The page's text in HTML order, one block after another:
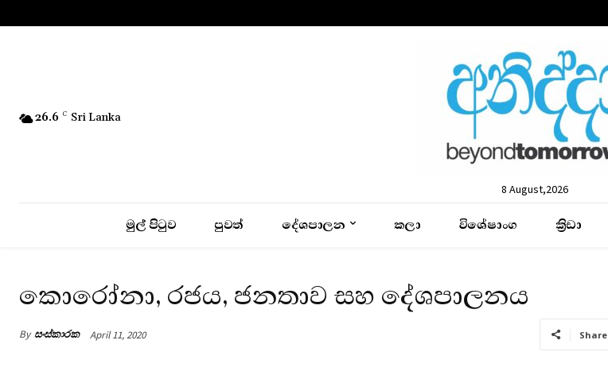
26.6 C Sri Lanka
8 August,2026
මුල් පිටුව පුවත් දේශපාලන කලා විශේෂාංග ක්‍රිඩා
කොරෝනා, රජය, ජනතාව සහ දේශපාලනය
By සංස්කාරක April 11, 2020 Share